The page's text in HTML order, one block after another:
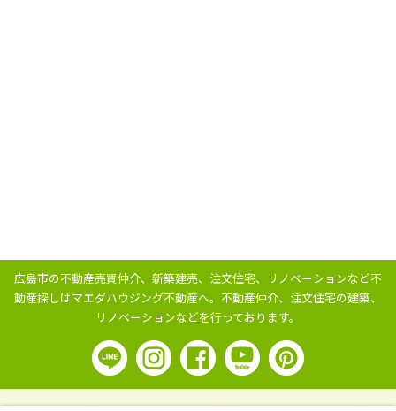
広島市の不動産売買仲介、新築建売、注文住宅、リノベーションなど不
動産探しはマエダハウジング不動産へ。 不動産仲介、注文住宅の建築、
リノベーションなどを行っております。